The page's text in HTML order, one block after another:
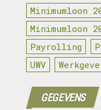
Minimumloon
Minimumloon
Payrolling
UWV
GEGEVENS